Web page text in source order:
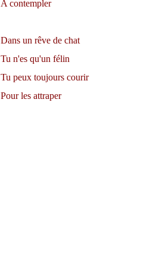
A contempler
Dans un rêve de chat
Tu n'es qu'un félin
Tu peux toujours courir
Pour les attraper